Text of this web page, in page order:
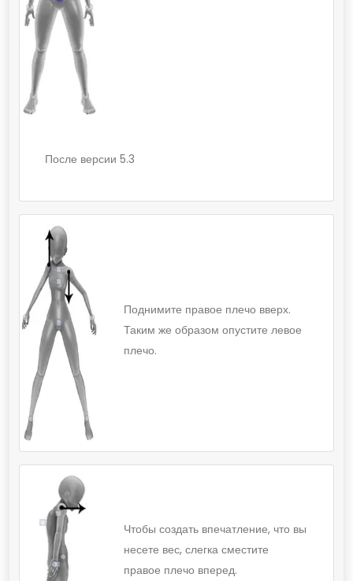
После версии 5.3
Поднимите правое плечо вверх.
Таким же образом опустите левое
плечо.
Чтобы создать впечатление, что вы
несете вес, слегка сместите
правое плечо вперед.